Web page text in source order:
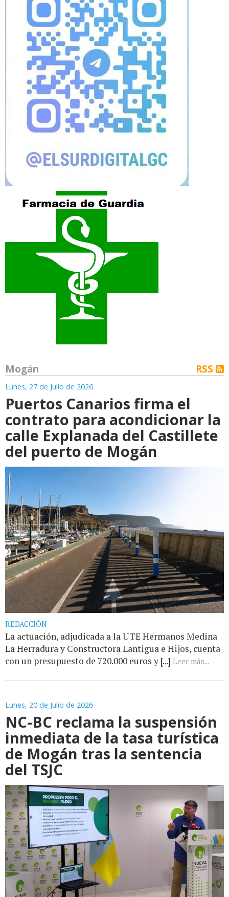
Mogán RSS
Lunes, 27 de Julio de 2026
Puertos Canarios firma el
contrato para acondicionar la
calle Explanada del Castillete
del puerto de Mogán
REDACCIÓN
La actuación, adjudicada a la UTE Hermanos Medina
La Herradura y Constructora Lantigua e Hijos, cuenta
con un presupuesto de 720.000 euros y [...] Leer más...
Lunes, 20 de Julio de 2026
NC-BC reclama la suspensión
inmediata de la tasa turística
de Mogán tras la sentencia
del TSJC